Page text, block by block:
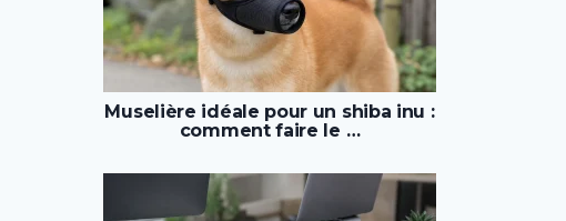
Muselière idéale pour un shiba inu :
comment faire le …